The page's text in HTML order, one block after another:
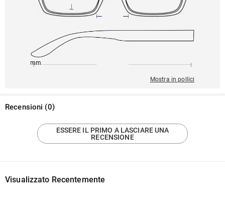
148mm
Mostra in pollici
Recensioni (0)
ESSERE IL PRIMO A LASCIARE UNA
RECENSIONE
Visualizzato Recentemente